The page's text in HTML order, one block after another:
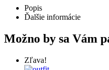
Popis
Ďalšie informácie
Možno by sa Vám
Zľava!